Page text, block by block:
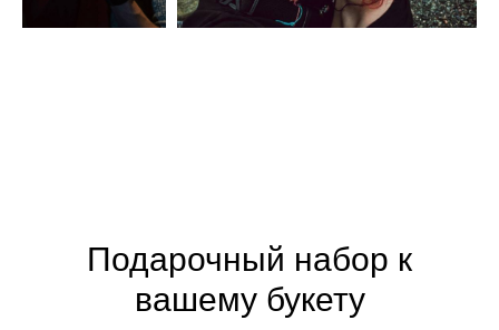
Подарочный набор к
вашему букету